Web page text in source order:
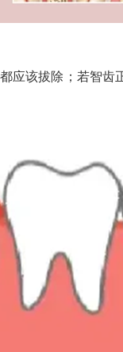
应该拔除；若智